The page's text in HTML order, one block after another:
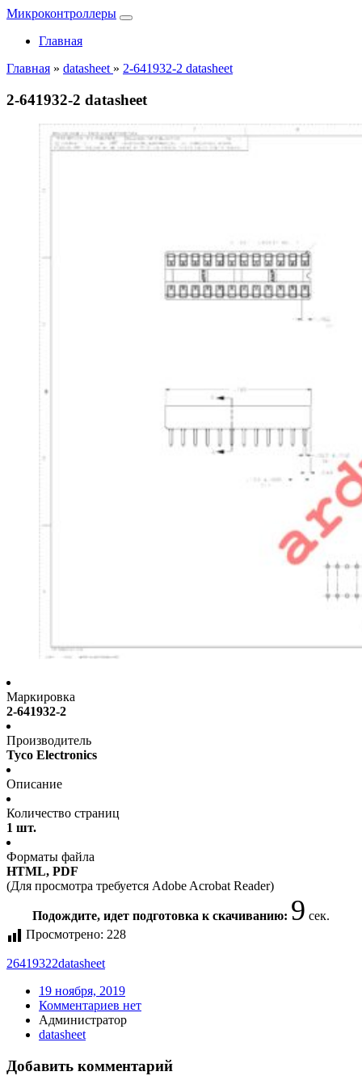
Микроконтроллеры
Главная
Главная » datasheet » 2-641932-2 datasheet
2-641932-2 datasheet
Маркировка
2-641932-2
Производитель
Tyco Electronics
Описание
Количество страниц
1 шт.
Форматы файла
HTML, PDF
(Для просмотра требуется Adobe Acrobat Reader)
Подождите, идет подготовка к скачиванию: 9 сек.
Просмотрено: 228
26419322datasheet
19 ноября, 2019
Комментариев нет
Администратор
datasheet
Добавить комментарий